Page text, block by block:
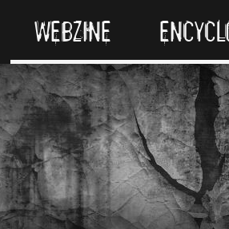
WEBZINE